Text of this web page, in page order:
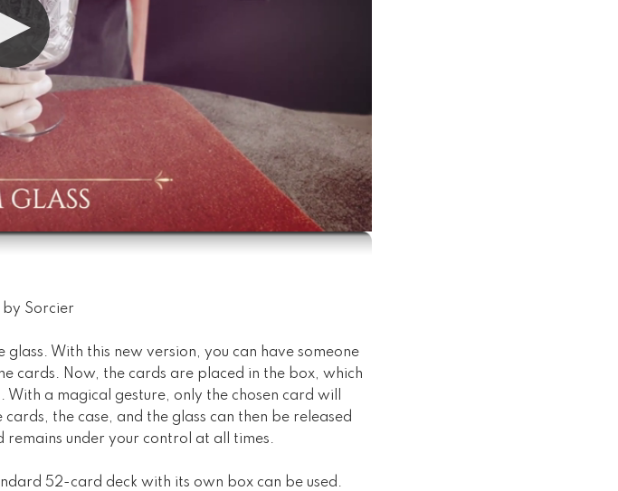
by Sorcier
With this new version, you can have someone
cards. Now, the cards are placed in the box, which
a magical gesture, only the chosen card will
the case, and the glass can then be released
remains under your control at all times.
52-card deck with its own box can be used.